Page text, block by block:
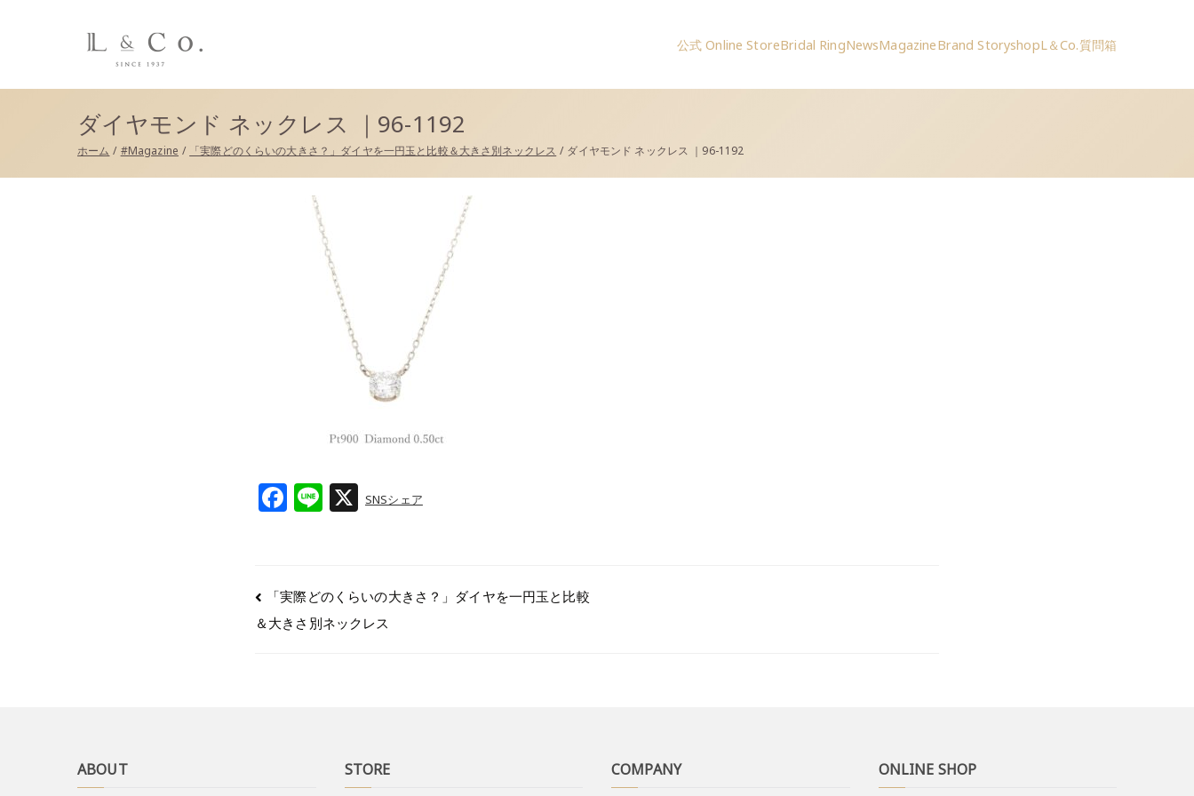
公式 Online StoreBridal RingNewsMagazineBrand StoryshopL＆Co.質問箱
ダイヤモンド ネックレス ｜96-1192
ホーム #Magazine 「実際どのくらいの大きさ？」ダイヤを一円玉と比較＆大きさ別ネックレス ダイヤモンド ネックレス ｜96-1192
F
e
b
o
Li X
SNSシェア
「実際どのくらいの大きさ？」ダイヤを一円玉と比較
＆大きさ別ネックレス
ABOUT STORE COMPANY ONLINE SHOP